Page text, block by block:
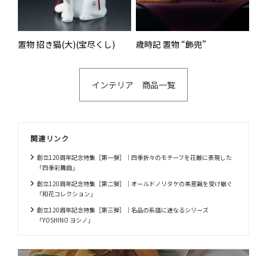
置物 招き猫(大)(宝尽くし) 歳時記 置物 “飾兜”
インテリア 商品一覧
関連リンク
創立120周年記念特集［第一弾］｜四季折々のモチーフを荘厳に表現した
「四季彩舞曲」
創立120周年記念特集［第二弾］｜オールドノリタケの美意識を受け継ぐ
「和花コレクション」
創立120周年記念特集［第三弾］｜名品の系譜に連なるシリーズ
「YOSHINO ヨシノ」